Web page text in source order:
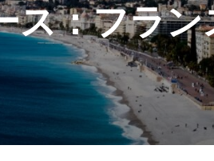
ス：フラン